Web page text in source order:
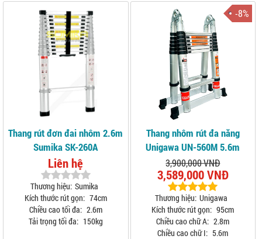
Thang rút đơn đai nhôm 2.6m
Sumika SK-260A
Liên hệ
Thương hiệu: Sumika
Kích thước rút gọn: 74cm
Chiều cao tối đa: 2.6m
Tải trọng tối đa: 150kg
-8%
Thang nhôm rút đa năng
Unigawa UN-560M 5.6m
3,900,000 VNĐ
3,589,000 VNĐ
Thương hiệu: Unigawa
Kích thước rút gọn: 95cm
Chiều cao chữ A: 2.8m
Chiều cao chữ I: 5.6m